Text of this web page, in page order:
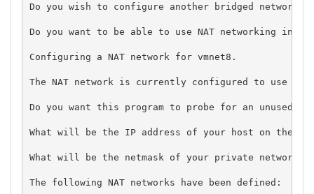
Do you wish to configure another bridged network?
Do you want to be able to use NAT networking in
Configuring a NAT network for vmnet8.
The NAT network is currently configured to use
Do you want this program to probe for an unused
What will be the IP address of your host on the
What will be the netmask of your private network?
The following NAT networks have been defined: